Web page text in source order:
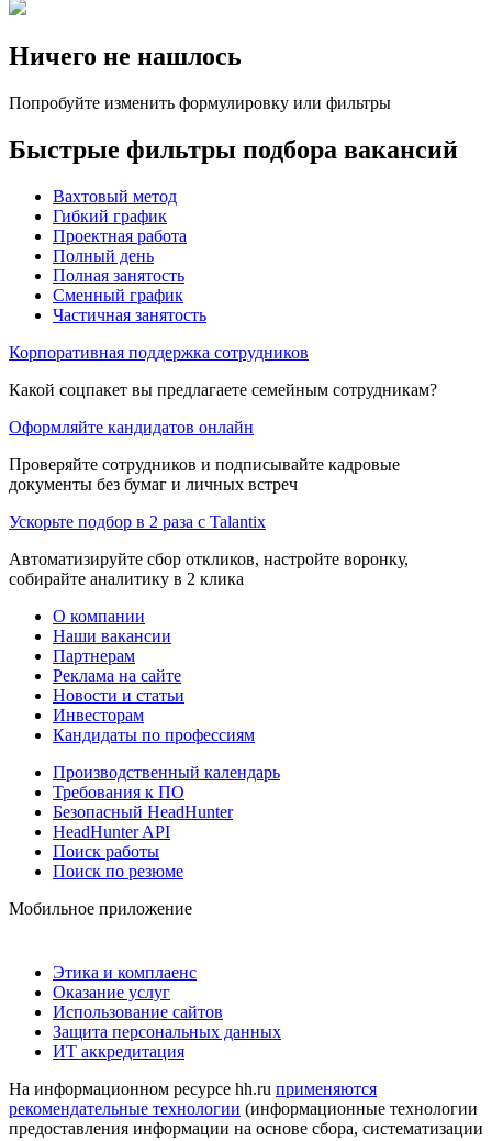
Ничего не нашлось
Попробуйте изменить формулировку или фильтры
Быстрые фильтры подбора вакансий
Вахтовый метод
Гибкий график
Проектная работа
Полный день
Полная занятость
Сменный график
Частичная занятость
Корпоративная поддержка сотрудников
Какой соцпакет вы предлагаете семейным сотрудникам?
Оформляйте кандидатов онлайн
Проверяйте сотрудников и подписывайте кадровые
документы без бумаг и личных встреч
Ускорьте подбор в 2 раза с Talantix
Автоматизируйте сбор откликов, настройте воронку,
собирайте аналитику в 2 клика
О компании
Наши вакансии
Партнерам
Реклама на сайте
Новости и статьи
Инвесторам
Кандидаты по профессиям
Производственный календарь
Требования к ПО
Безопасный HeadHunter
HeadHunter API
Поиск работы
Поиск по резюме
Мобильное приложение
Этика и комплаенс
Оказание услуг
Использование сайтов
Защита персональных данных
ИТ аккредитация
На информационном ресурсе hh.ru применяются
рекомендательные технологии (информационные технологии
предоставления информации на основе сбора, систематизации